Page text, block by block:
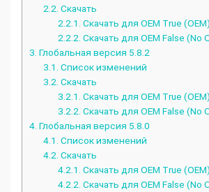
2.2. Скачать
2.2.1. Скачать для OEM True (OEM)
2.2.2. Скачать для OEM False (No
3. Глобальная версия 5.8.2
3.1. Список изменений
3.2. Скачать
3.2.1. Скачать для OEM True (OEM)
3.2.2. Скачать для OEM False (No
4. Глобальная версия 5.8.0
4.1. Список изменений
4.2. Скачать
4.2.1. Скачать для OEM True (OEM)
4.2.2. Скачать для OEM False (No